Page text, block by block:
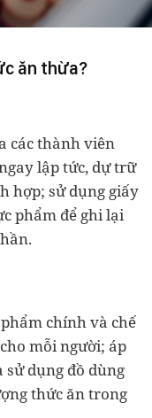
ăn thừa?
các thành viên
lập tức, dự trữ
hợp; sử dụng giấy
phẩm để ghi lại
chính và chế
mỗi người; áp
dụng đồ dùng
thức ăn trong